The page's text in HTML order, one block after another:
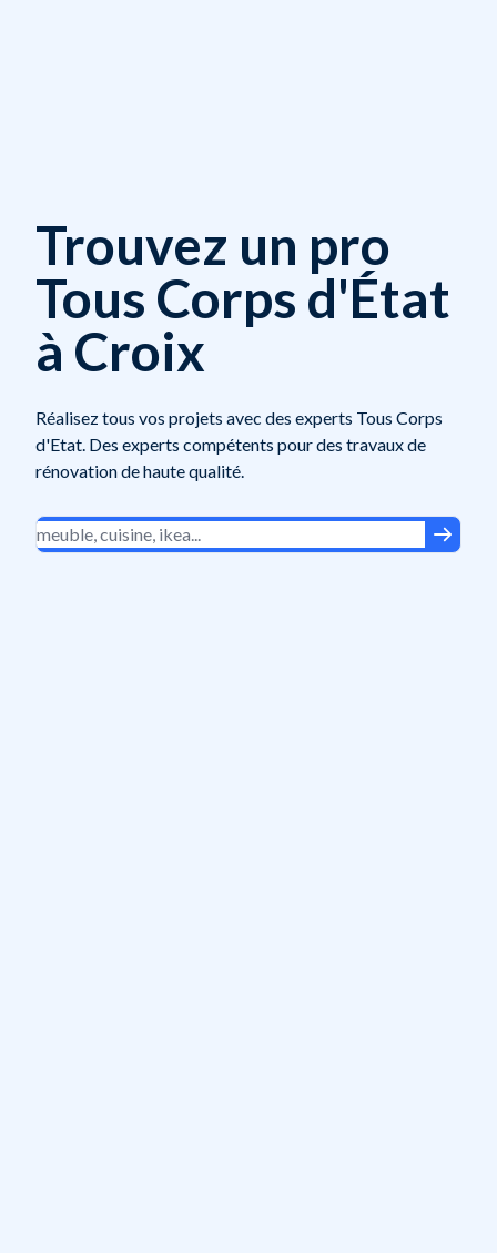
Trouvez un pro
Tous Corps d'État
à Croix
Réalisez tous vos projets avec des experts Tous Corps
d'Etat. Des experts compétents pour des travaux de
rénovation de haute qualité.